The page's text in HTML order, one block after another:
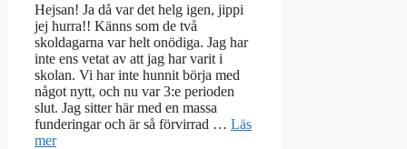
Hejsan! Ja då var det helg igen, jippi
jej hurra!! Känns som de två
skoldagarna var helt onödiga. Jag har
inte ens vetat av att jag har varit i
skolan. Vi har inte hunnit börja med
något nytt, och nu var 3:e perioden
slut. Jag sitter här med en massa
funderingar och är så förvirrad … Läs
mer